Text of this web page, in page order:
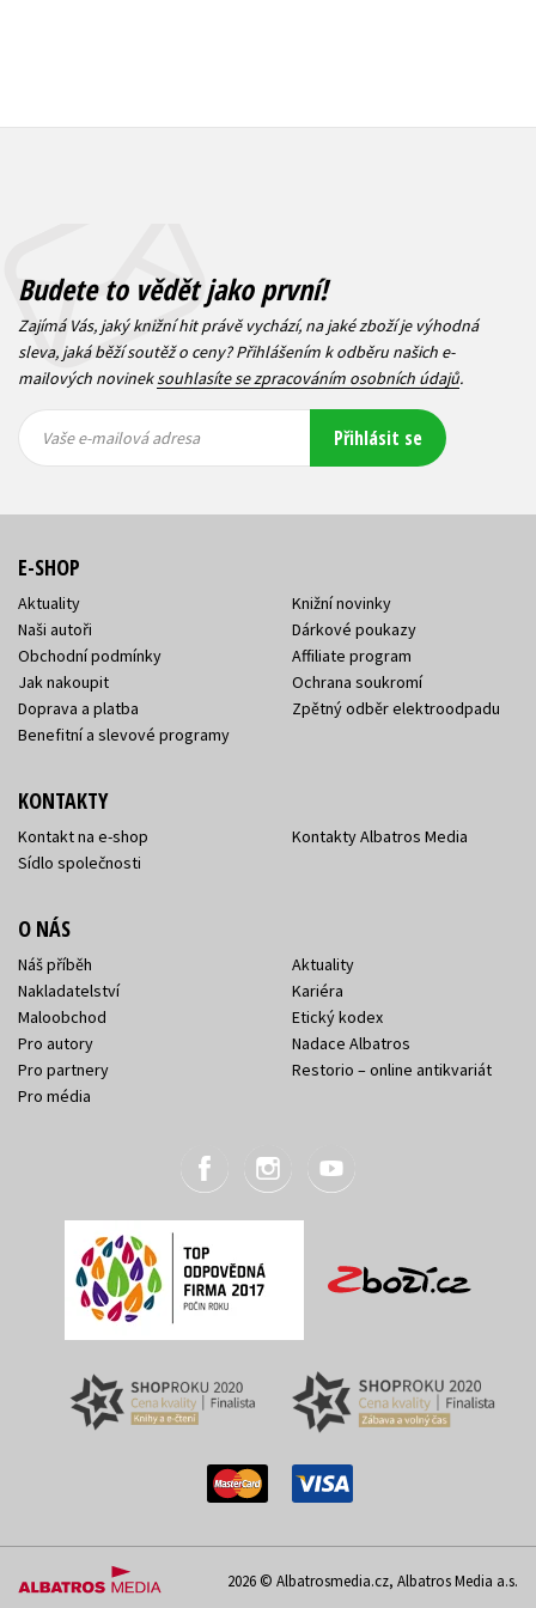
Budete to vědět jako první!
Zajímá Vás, jaký knižní hit právě vychází, na jaké zboží je výhodná
sleva, jaká běží soutěž o ceny? Přihlášením k odběru našich e-
mailových novineksouhlasíte se zpracováním osobních údajů.
mailová
mailová
Vaše e-mailová adresa Přihlásit se
E-SHOP
Aktuality
Naši autoři
Obchodní podmínky
Jak nakoupit
Doprava a platba
Benefitní a slevové programy
Knižní novinky
Dárkové poukazy
Affiliate program
Ochrana soukromí
Zpětný odběr elektroodpadu
KONTAKTY
Kontakt na e-shop
Sídlo společnosti
Kontakty Albatros Media
O NÁS
Náš příběh
Nakladatelství
Maloobchod
Pro autory
Pro partnery
Pro média
Aktuality
Kariéra
Etický kodex
Nadace Albatros
Restorio – online antikvariát
2026 © Albatrosmedia.cz, Albatros Media a.s.